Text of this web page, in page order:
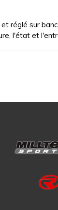
réglé sur
l'état et